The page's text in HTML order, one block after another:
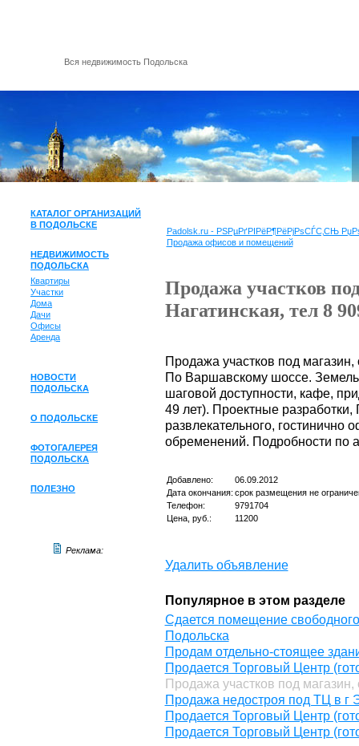
Вся недвижимость Подольска
КАТАЛОГ ОРГАНИЗАЦИЙ
В ПОДОЛЬСКЕ
НЕДВИЖИМОСТЬ
ПОДОЛЬСКА
Квартиры
Участки
Дома
Дачи
Офисы
Аренда
НОВОСТИ
ПОДОЛЬСКА
О ПОДОЛЬСКЕ
ФОТОГАЛЕРЕЯ
ПОДОЛЬСКА
ПОЛЕЗНО
Реклама:
Padolsk.ru - РЅРµРґРІРёР¶РёРјРѕСЃС‚СЊ
Продажа офисов и помещений
Продажа участков
Нагатинская, тел 8
Продажа участков под
По Варшавскому шоссе.
шаговой доступности, кафе,
49 лет). Проектные разработки,
развлекательного,
обременений. Подробности по
Добавлено:
06.09.2012
Дата окончания: срок размещения не
Телефон:
9791704
Цена, руб.:
11200
Удалить объявление
Популярное в этом разделе
Сдается помещение
Подольска
Продам отдельно-стоящее
Продается Торговый Центр
Продажа участков под
Продажа недостроя под ТЦ в г
Продается Торговый Центр
Продается Торговый Центр